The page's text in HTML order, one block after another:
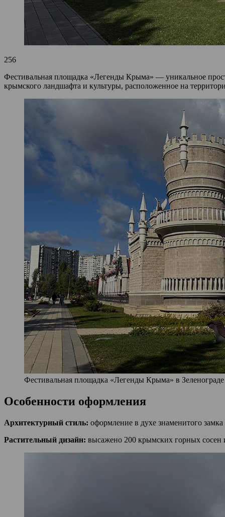
256
Фестивальная площадка «Легенды Крыма» — уникальное
крымского ландшафта и культуры, расположенное на
Фестивальная площадка «Легенды Крыма» в Зеленограде
Особенности оформления
Архитектурный стиль: оформление в духе знаменитого
Растительный дизайн: высажено 200 крымских горных сосен